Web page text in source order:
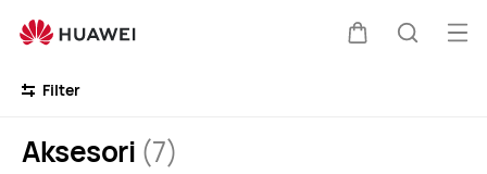
Filter
Aksesori (7)